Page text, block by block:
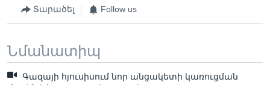
Տարածել Follow us
Նմանատիպ
Գազայի հյուսիսում նոր անցակետի կառուցման